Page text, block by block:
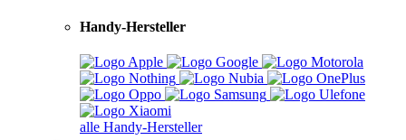
Handy-Hersteller
alle Handy-Hersteller